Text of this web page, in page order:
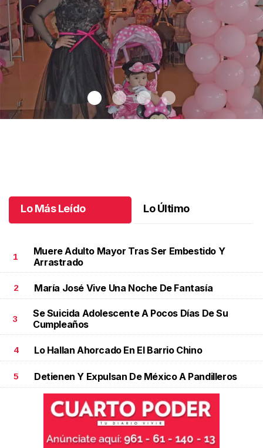
Lo Más Leído Lo Último
1
Muere Adulto Mayor Tras Ser Embestido Y
Arrastrado
2 María José Vive Una Noche De Fantasía
3
Se Suicida Adolescente A Pocos Días De Su
Cumpleaños
4 Lo Hallan Ahorcado En El Barrio Chino
5 Detienen Y Expulsan De México A Pandilleros